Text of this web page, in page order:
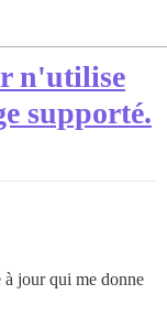
n'utilise
supporté.
à jour qui me donne